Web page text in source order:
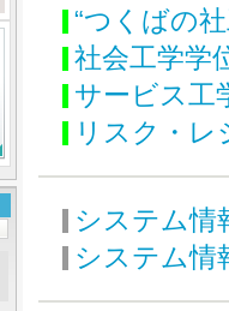
“つくばの
社会工学学
サービス工
リスク・
システム情
システム情